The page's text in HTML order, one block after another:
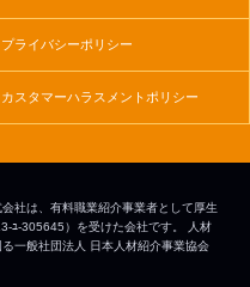
プライバシーポリシー
カスタマーハラスメントポリシー